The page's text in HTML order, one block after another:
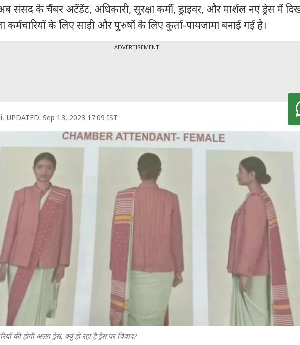
संसद के चैंबर अटेंडेंट, अधिकारी, सुरक्षा कर्मी, ड्राइवर, और मार्शल नए ड्रेस में
कर्मचारियों के लिए साड़ी और पुरुषों के लिए कुर्ता-पायजामा बनाई गई है।
ADVERTISEMENT
, UPDATED: Sep 13, 2023 17:09 IST
की होगी अलग ड्रेस, क्यूं हो रहा है ड्रेस पर विवाद?